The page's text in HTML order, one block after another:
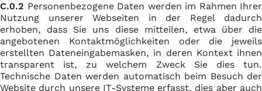
C.0.2 Personenbezogene Daten werden im Rahmen Ihrer
Nutzung unserer Webseiten in der Regel dadurch
erhoben, dass Sie uns diese mitteilen, etwa über die
angebotenen Kontaktmöglichkeiten oder die jeweils
erstellten Dateneingabemasken, in deren Kontext ihnen
transparent ist, zu welchem Zweck Sie dies tun.
Technische Daten werden automatisch beim Besuch der
Website durch unsere IT-Systeme erfasst, dies aber auch